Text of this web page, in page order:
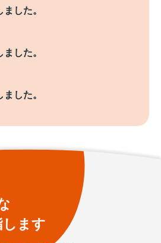
した。
した。
した。
します